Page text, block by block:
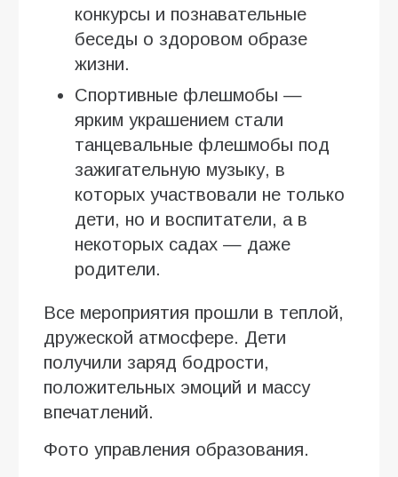
конкурсы и познавательные
беседы о здоровом образе
жизни.
Спортивные флешмобы —
ярким украшением стали
танцевальные флешмобы под
зажигательную музыку, в
которых участвовали не только
дети, но и воспитатели, а в
некоторых садах — даже
родители.
Все мероприятия прошли в теплой,
дружеской атмосфере. Дети
получили заряд бодрости,
положительных эмоций и массу
впечатлений.
Фото управления образования.